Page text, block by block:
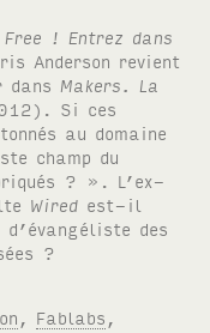
Free ! Entrez dans
Anderson revient
dans Makers. La
Si ces
au domaine
champ du
? ». L’ex-
Wired est-il
des
?
, Fablabs ,